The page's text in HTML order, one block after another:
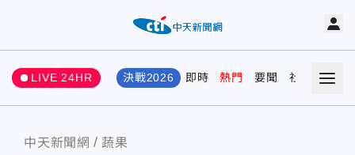
LIVE 24HR 決戰2026 即時 熱門 要聞 社會 娛樂
中天新聞網 蔬果